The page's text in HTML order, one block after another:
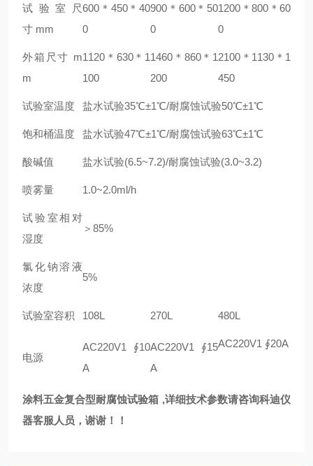
试验室尺
寸 mm
600＊450＊40
0
900＊600＊50
0
1200＊800＊60
0
外箱尺寸 m
m
1120＊630＊1
100
1460＊860＊1
200
2100＊1130＊1
450
试验室温度 盐水试验35℃±1℃/耐腐蚀试验50℃±1℃
饱和桶温度 盐水试验47℃±1℃/耐腐蚀试验63℃±1℃
酸碱值 盐水试验(6.5~7.2)/耐腐蚀试验(3.0~3.2)
喷雾量 1.0~2.0ml/h
试验室相对
湿度
＞85%
氯化钠溶液
浓度
5%
试验室容积 108L 270L 480L
电源
AC220V1 ∮10
A
AC220V1 ∮15
A
AC220V1 ∮20A
涂料五金复合型耐腐蚀试验箱 ,详细技术参数请咨询科迪仪
器客服人员，谢谢！！